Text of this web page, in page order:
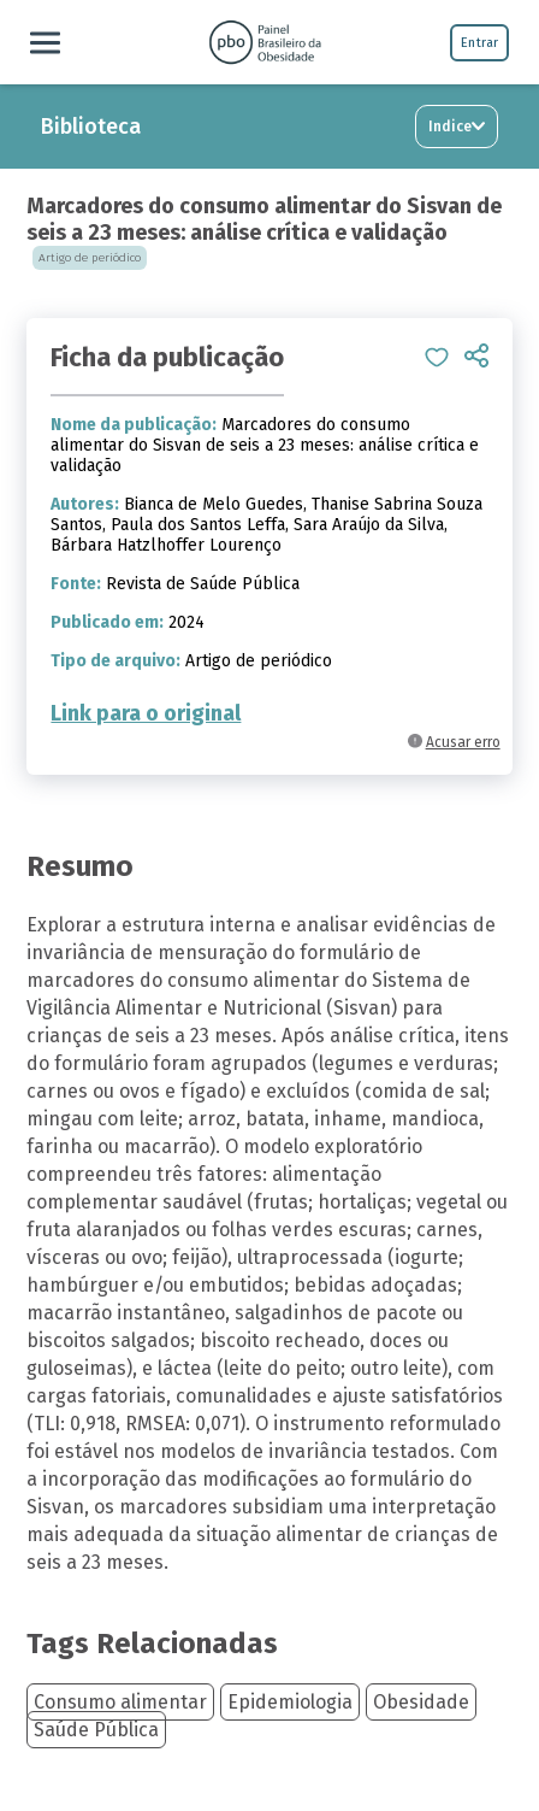
Entrar
Biblioteca Indice
Marcadores do consumo alimentar do Sisvan de
seis a 23 meses: análise crítica e validação
Artigo de periódico
Acusar erro
Ficha da publicação
Nome da publicação: Marcadores do consumo
alimentar do Sisvan de seis a 23 meses: análise crítica e
validação
Autores: Bianca de Melo Guedes, Thanise Sabrina Souza
Santos, Paula dos Santos Leffa, Sara Araújo da Silva,
Bárbara Hatzlhoffer Lourenço
Fonte: Revista de Saúde Pública
Publicado em: 2024
Tipo de arquivo: Artigo de periódico
Link para o original
Resumo
Explorar a estrutura interna e analisar evidências de
invariância de mensuração do formulário de
marcadores do consumo alimentar do Sistema de
Vigilância Alimentar e Nutricional (Sisvan) para
crianças de seis a 23 meses. Após análise crítica, itens
do formulário foram agrupados (legumes e verduras;
carnes ou ovos e fígado) e excluídos (comida de sal;
mingau com leite; arroz, batata, inhame, mandioca,
farinha ou macarrão). O modelo exploratório
compreendeu três fatores: alimentação
complementar saudável (frutas; hortaliças; vegetal ou
fruta alaranjados ou folhas verdes escuras; carnes,
vísceras ou ovo; feijão), ultraprocessada (iogurte;
hambúrguer e/ou embutidos; bebidas adoçadas;
macarrão instantâneo, salgadinhos de pacote ou
biscoitos salgados; biscoito recheado, doces ou
guloseimas), e láctea (leite do peito; outro leite), com
cargas fatoriais, comunalidades e ajuste satisfatórios
(TLI: 0,918, RMSEA: 0,071). O instrumento reformulado
foi estável nos modelos de invariância testados. Com
a incorporação das modificações ao formulário do
Sisvan, os marcadores subsidiam uma interpretação
mais adequada da situação alimentar de crianças de
seis a 23 meses.
Tags Relacionadas
Consumo alimentar Epidemiologia
Obesidade
Saúde Pública